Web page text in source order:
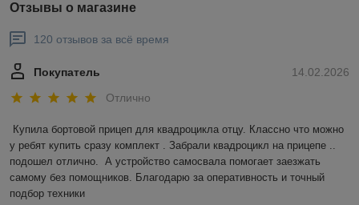
Отзывы о магазине
120 отзывов за всё время
14.02.2026
Покупатель
Отлично
Купила бортовой прицеп для квадроцикла отцу. Классно что можно
у ребят купить сразу комплект . Забрали квадроцикл на прицепе ..
подошел отлично.  А устройство самосвала помогает заезжать
самому без помощников. Благодарю за оперативность и точный
подбор техники